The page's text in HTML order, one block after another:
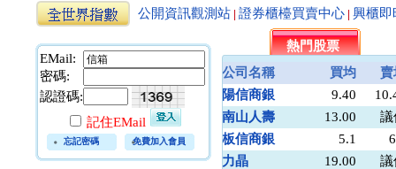
公開資訊觀測站 證券櫃檯買賣中心 興櫃即
EMail:
密碼:
認證碼:
記住EMail
忘記密碼 免費加入會員
熱門股票
公司名稱
買均
陽信商銀
9.40
南山人壽
13.00
板信商銀
5.1
力晶
19.00